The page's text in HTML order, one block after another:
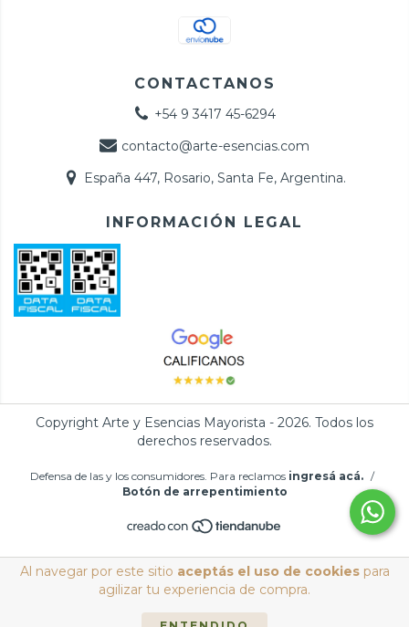
Al navegar por este sitio aceptás el uso de cookiespara
agilizar tu experiencia de compra.
CONTACTANOS
+54 9 3417 45-6294
contacto@arte-esencias.com
España 447, Rosario, Santa Fe, Argentina.
INFORMACIÓN LEGAL
Copyright Arte y Esencias Mayorista - 2026. Todos los
derechos reservados.
Defensa de las y los consumidores. Para reclamos ingresá acá. /
Botón de arrepentimiento